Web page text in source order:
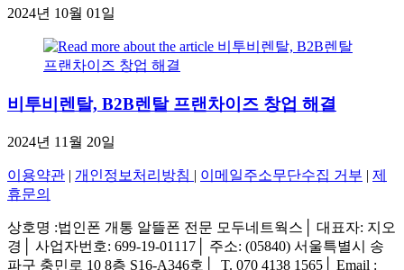
2024년 10월 01일
비투비렌탈, B2B렌탈 프랜차이즈 창업 해결
2024년 11월 20일
이용약관 | 개인정보처리방침 | 이메일주소무단수집 거부 | 제
휴문의
상호명 :법인폰 개통 알뜰폰 전문 모두네트웍스│ 대표자: 지오
경│ 사업자번호: 699-19-01117│ 주소: (05840) 서울특별시 송
파구 충민로 10 8층 S16-A346호│ T. 070 4138 1565│ Email :